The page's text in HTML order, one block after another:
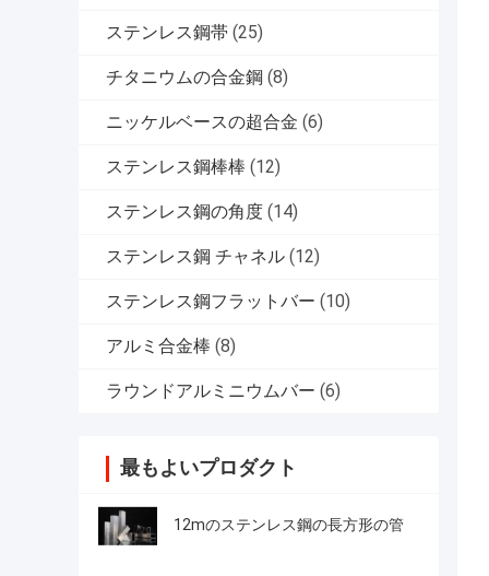
ステンレス鋼帯 (25)
チタニウムの合金鋼 (8)
ニッケルベースの超合金 (6)
ステンレス鋼棒棒 (12)
ステンレス鋼の角度 (14)
ステンレス鋼 チャネル (12)
ステンレス鋼フラットバー (10)
アルミ合金棒 (8)
ラウンドアルミニウムバー (6)
最もよいプロダクト
12mのステンレス鋼の長方形の管